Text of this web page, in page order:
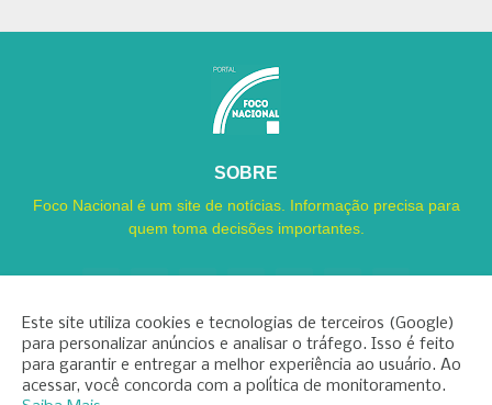
SOBRE
Foco Nacional é um site de notícias. Informação precisa para
quem toma decisões importantes.
Copyright ©2026 Foco Nacional
Este site utiliza cookies e tecnologias de terceiros (Google)
para personalizar anúncios e analisar o tráfego. Isso é feito
para garantir e entregar a melhor experiência ao usuário. Ao
acessar, você concorda com a política de monitoramento.